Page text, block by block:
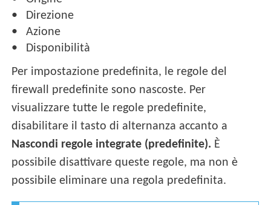
Direzione
Azione
Disponibilità
Per impostazione predefinita, le regole del
firewall predefinite sono nascoste. Per
visualizzare tutte le regole predefinite,
disabilitare il tasto di alternanza accanto a
Nascondi regole integrate (predefinite). È
possibile disattivare queste regole, ma non è
possibile eliminare una regola predefinita.